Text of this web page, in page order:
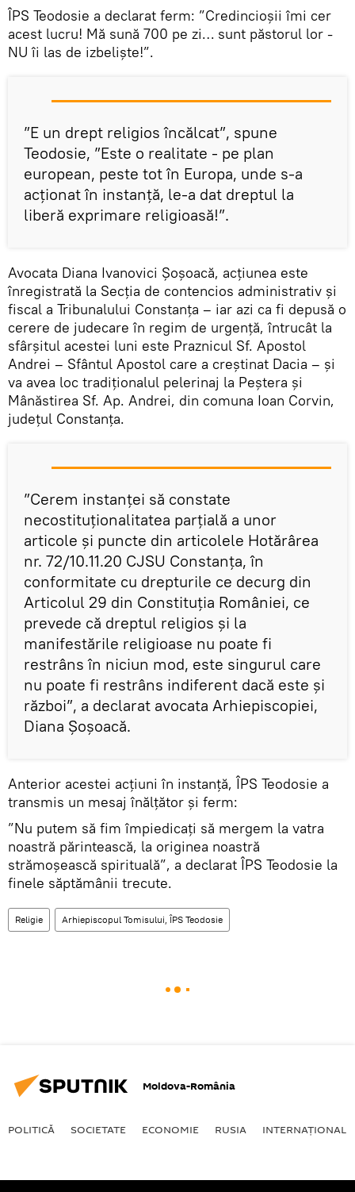
ÎPS Teodosie a declarat ferm: ”Credincioșii îmi cer
acest lucru! Mă sună 700 pe zi… sunt păstorul lor -
NU îi las de izbeliște!”.
”E un drept religios încălcat”, spune
Teodosie, ”Este o realitate - pe plan
european, peste tot în Europa, unde s-a
acționat în instanță, le-a dat dreptul la
liberă exprimare religioasă!”.
Avocata Diana Ivanovici Şoşoacă, acţiunea este
înregistrată la Secţia de contencios administrativ şi
fiscal a Tribunalului Constanţa – iar azi ca fi depusă o
cerere de judecare în regim de urgenţă, întrucât la
sfârşitul acestei luni este Praznicul Sf. Apostol
Andrei – Sfântul Apostol care a creștinat Dacia – și
va avea loc tradiționalul pelerinaj la Peştera şi
Mânăstirea Sf. Ap. Andrei, din comuna Ioan Corvin,
judeţul Constanţa.
”Cerem instanţei să constate
necostituţionalitatea parţială a unor
articole şi puncte din articolele Hotărârea
nr. 72/10.11.20 CJSU Constanţa, în
conformitate cu drepturile ce decurg din
Articolul 29 din Constituţia României, ce
prevede că dreptul religios şi la
manifestările religioase nu poate fi
restrâns în niciun mod, este singurul care
nu poate fi restrâns indiferent dacă este şi
război”, a declarat avocata Arhiepiscopiei,
Diana Şoşoacă.
Anterior acestei acțiuni în instanță, ÎPS Teodosie a
transmis un mesaj înălțător și ferm:
”Nu putem să fim împiedicaţi să mergem la vatra
noastră părintească, la originea noastră
strămoşească spirituală”, a declarat ÎPS Teodosie la
finele săptămânii trecute.
Religie Arhiepiscopul Tomisului, ÎPS Teodosie
Moldova-România
POLITICĂ SOCIETATE ECONOMIE RUSIA INTERNAŢIONAL